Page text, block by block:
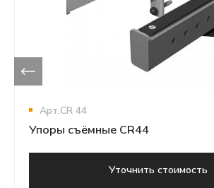
Арт.СR 44
Упоры съёмные CR44
Уточнить стоимость